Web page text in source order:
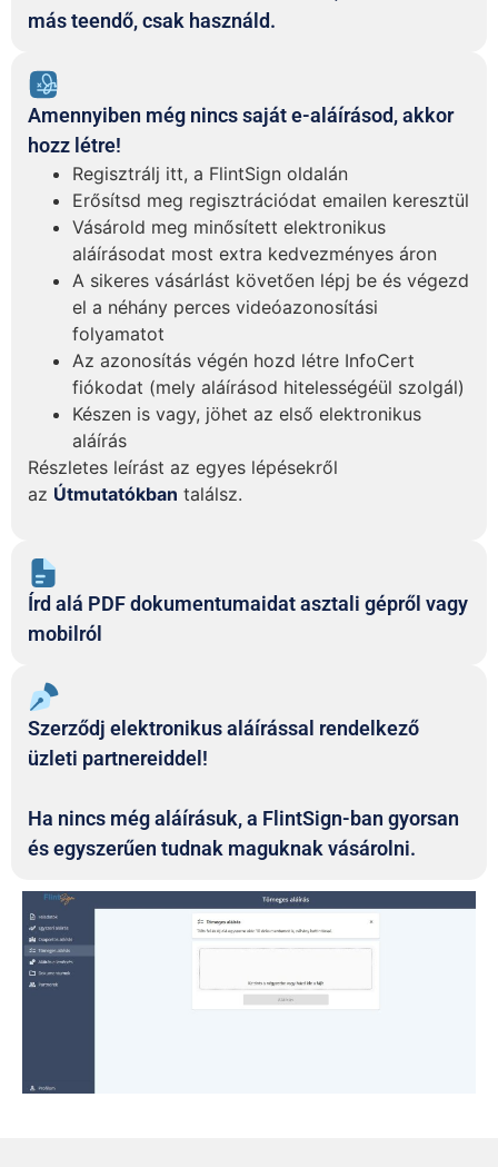
más teendő, csak használd.
Amennyiben még nincs saját e-aláírásod, akkor
hozz létre!
Regisztrálj itt, a FlintSign oldalán
Erősítsd meg regisztrációdat emailen keresztül
Vásárold meg minősített elektronikus
aláírásodat most extra kedvezményes áron
A sikeres vásárlást követően lépj be és végezd
el a néhány perces videóazonosítási
folyamatot
Az azonosítás végén hozd létre InfoCert
fiókodat (mely aláírásod hitelességéül szolgál)
Készen is vagy, jöhet az első elektronikus
aláírás
Részletes leírást az egyes lépésekről
az Útmutatókban találsz.
Írd alá PDF dokumentumaidat asztali gépről vagy
mobilról
Szerződj elektronikus aláírással rendelkező
üzleti partnereiddel!
Ha nincs még aláírásuk, a FlintSign-ban gyorsan
és egyszerűen tudnak maguknak vásárolni.